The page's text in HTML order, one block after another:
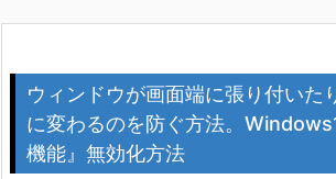
ウィンドウが画面端に張り付いた
に変わるのを防ぐ方法。
機能』無効化方法